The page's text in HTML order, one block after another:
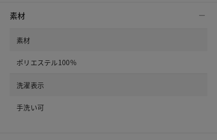
素材
素材
ポリエステル100%
洗濯表示
手洗い可